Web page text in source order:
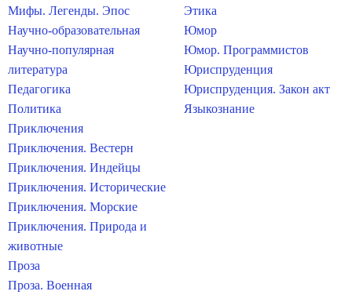
Мифы. Легенды. Эпос
Научно-образовательная
Научно-популярная
литература
Педагогика
Политика
Приключения
Приключения. Вестерн
Приключения. Индейцы
Приключения. Исторические
Приключения. Морские
Приключения. Природа и
животные
Проза
Проза. Военная
Этика
Юмор
Юмор. Программистов
Юриспруденция
Юриспруденция. Закон акт
Языкознание